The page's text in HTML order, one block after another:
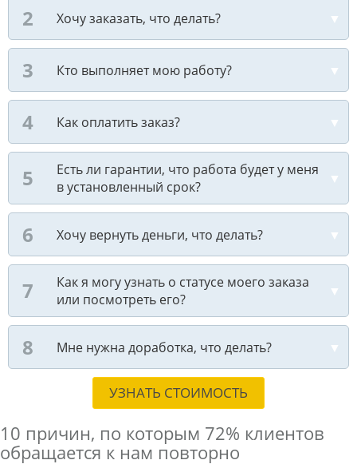
Хочу заказать, что делать?
Кто выполняет мою работу?
Как оплатить заказ?
Есть ли гарантии, что работа будет у меня
в установленный срок?
Хочу вернуть деньги, что делать?
Как я могу узнать о статусе моего заказа
или посмотреть его?
Мне нужна доработка, что делать?
УЗНАТЬ СТОИМОСТЬ
10 причин, по которым 72% клиентов
обращается к нам повторно